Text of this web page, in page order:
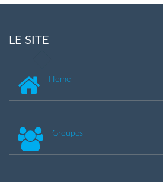
LE SITE
Home
Groupes